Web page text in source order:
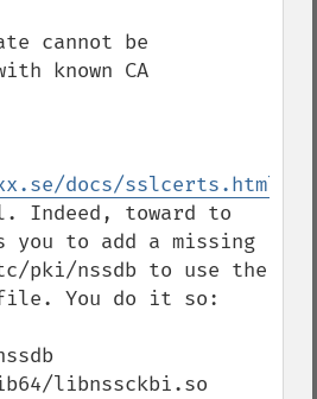
known CA
docs/sslcerts.html
Indeed, toward to
to add a missing
pki/nssdb to use the
You do it so:
libnssckbi.so